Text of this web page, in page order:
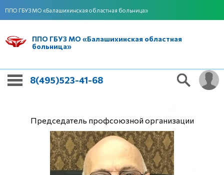
ППО ГБУЗ МО «Балашихинская областная больница»
ППО ГБУЗ МО «Балашихинская областная
больница»
8(495)523-41-68
Председатель профсоюзной организации